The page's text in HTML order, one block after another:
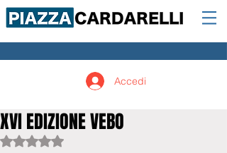
Accedi
XVI EDIZIONE VEBO
Valutazione NaN stelle su 5.